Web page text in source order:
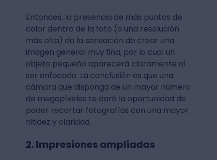
Entonces, la presencia de más puntos de
color dentro de la foto (o una resolución
más alta) da la sensación de crear una
imagen general muy fina, por lo cual un
objeto pequeño aparecerá claramente al
ser enfocado. La conclusión es que una
cámara que disponga de un mayor número
de megapíxeles te dará la oportunidad de
poder recortar fotografías con una mayor
nitidez y claridad.
2. Impresiones ampliadas